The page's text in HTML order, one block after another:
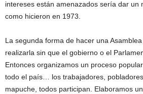
intereses están amenazados sería dar un
como hicieron en 1973.
La segunda forma de hacer una
realizarla sin que el gobierno o el
Entonces organizamos un proceso
todo el país… los trabajadores,
mapuche, todos participan. Elaboramos